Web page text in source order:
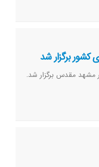
برگزار شد
مشهد مقدس برگزار شد.